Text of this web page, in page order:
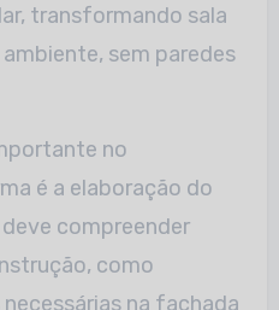
transformando sala
sem paredes
no
é a elaboração do
compreender
como
na fachada